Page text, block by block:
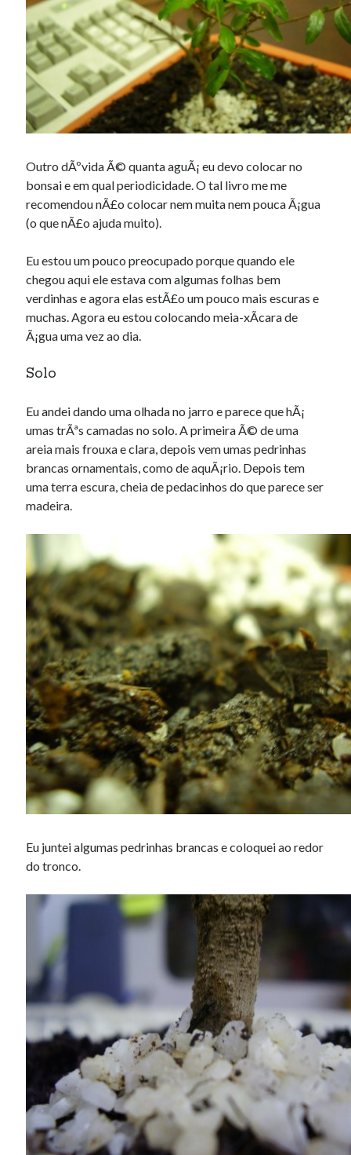
Outro dÃºvida Ã© quanta aguÃ¡ eu devo colocar no
bonsai e em qual periodicidade. O tal livro me me
recomendou nÃ£o colocar nem muita nem pouca Ã¡gua
(o que nÃ£o ajuda muito).
Eu estou um pouco preocupado porque quando ele
chegou aqui ele estava com algumas folhas bem
verdinhas e agora elas estÃ£o um pouco mais escuras e
muchas. Agora eu estou colocando meia-xÃ­cara de
Ã¡gua uma vez ao dia.
Solo
Eu andei dando uma olhada no jarro e parece que hÃ¡
umas trÃªs camadas no solo. A primeira Ã© de uma
areia mais frouxa e clara, depois vem umas pedrinhas
brancas ornamentais, como de aquÃ¡rio. Depois tem
uma terra escura, cheia de pedacinhos do que parece ser
madeira.
Eu juntei algumas pedrinhas brancas e coloquei ao redor
do tronco.